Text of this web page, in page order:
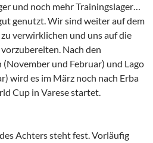
und noch mehr Trainingslager…
genutzt. Wir sind weiter auf dem
verwirklichen und uns auf die
Nach den
und Februar) und Lago
wird es im März noch nach Erba
Cup in Varese startet.
Achters steht fest. Vorläufig